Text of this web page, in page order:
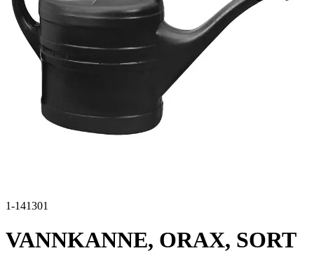
1-141301
VANNKANNE, ORAX, SORT